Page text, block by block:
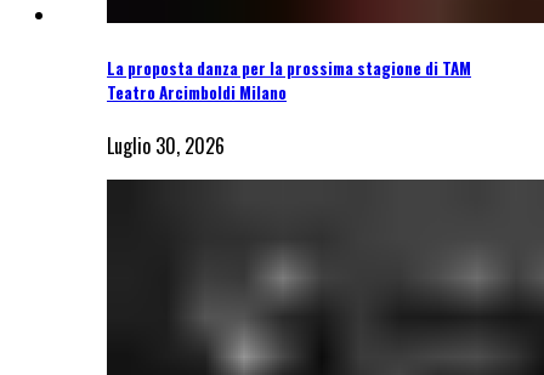
La proposta danza per la prossima stagione di TAM
Teatro Arcimboldi Milano
Luglio 30, 2026